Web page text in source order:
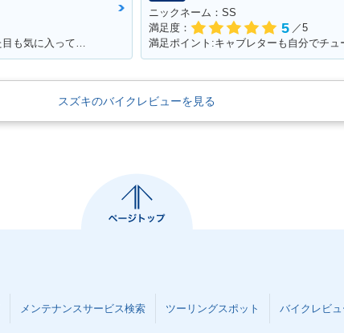
満足ポイント:アンコ抜きしていい感じ！！色・見た目も気に入っています！！！
ニックネーム：SS
満足度：
5 ／5
スズキのバイクレビューを見る
メンテナンスサービス検索 ツーリングスポット バイクレビュ